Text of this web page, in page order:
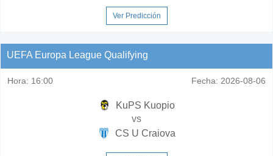
Ver Predicción
UEFA Europa League Qualifying
Hora: 16:00 Fecha: 2026-08-06
KuPS Kuopio
vs
CS U Craiova